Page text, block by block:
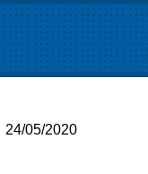
24/05/2020